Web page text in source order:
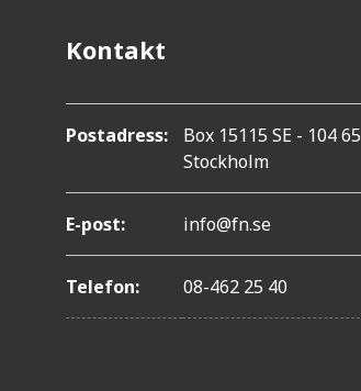
Kontakt
Postadress:
Box 15115 SE - 104 65
Stockholm
E-post: info@fn.se
Telefon: 08-462 25 40